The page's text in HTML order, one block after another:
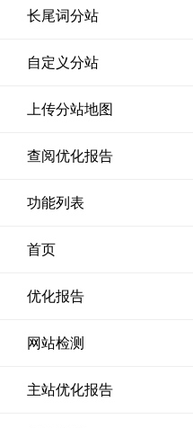
长尾词分站
自定义分站
上传分站地图
查阅优化报告
功能列表
首页
优化报告
网站检测
主站优化报告